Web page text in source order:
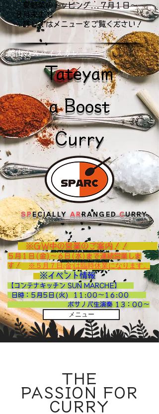
夏野菜のトッピング...７月１日～
８月末まで
詳しくはメニューをご覧ください！
​館山のスパイスカレー
Tateyam
a Boost
Curry
SPECIALLY ARRANGED CURRY
※GW中の営業のご案内！！
５月１日(金)～６日(水)まで連続営業しま
す！
※５月７日(金)は臨時休業になります。
※イベント情報
【コンテナキッチン SUN MARCHE】
日時：5月5日(火) 11:00～16:00
ボサノバ生演奏 13：00～
メニュー
THE
PASSION FOR
CURRY